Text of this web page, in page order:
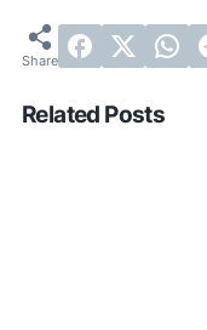
Related Posts